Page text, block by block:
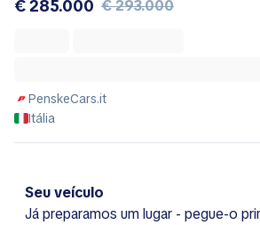
€ 285.000 € 293.000
PenskeCars.it
Itália
Seu veículo
Já preparamos um lugar - pegue-o